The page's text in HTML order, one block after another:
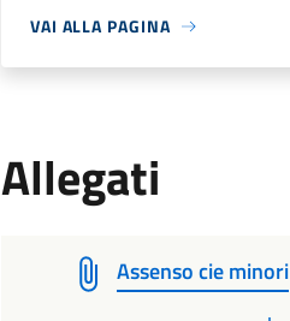
VAI ALLA PAGINA
Allegati
Assenso cie minori